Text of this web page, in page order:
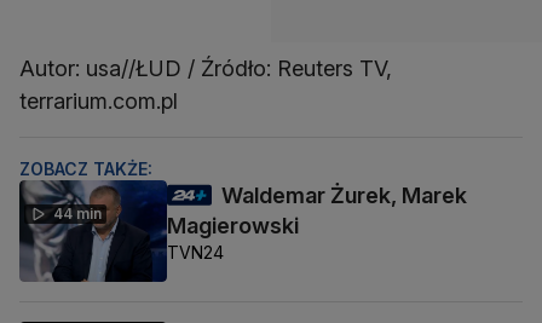
Autor: usa//ŁUD / Źródło: Reuters TV,
terrarium.com.pl
ZOBACZ TAKŻE:
44 min
Waldemar Żurek, Marek
Magierowski
TVN24